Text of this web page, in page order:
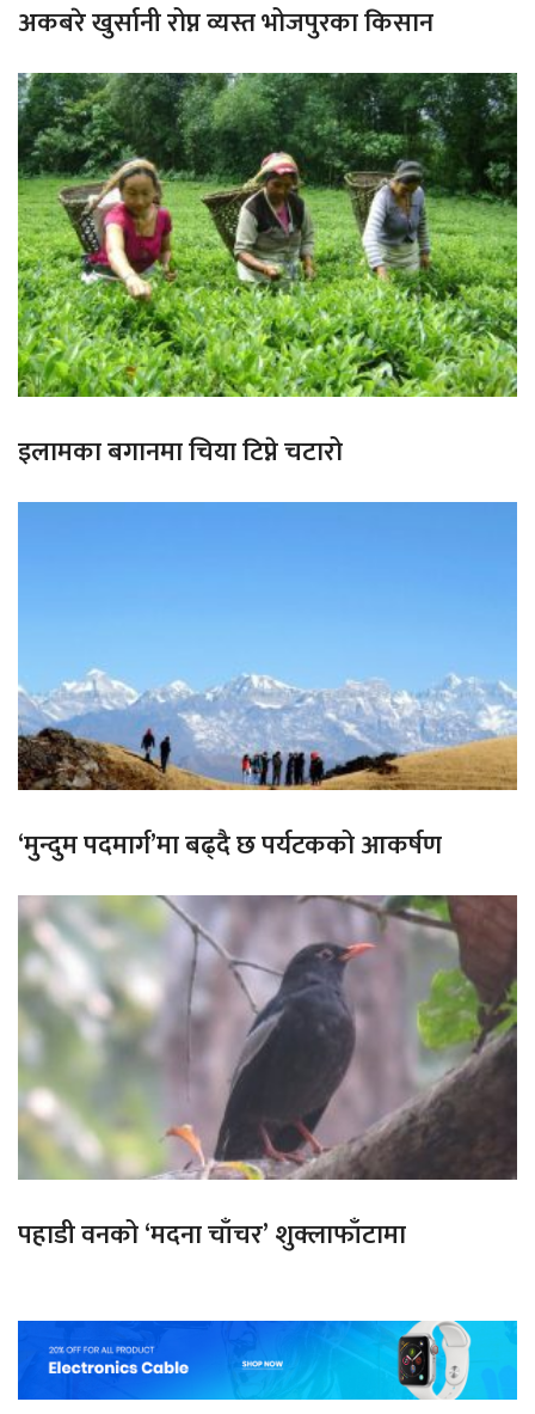
अकबरे खुर्सानी रोप्न व्यस्त भोजपुरका किसान
इलामका बगानमा चिया टिप्ने चटारो
‘मुन्दुम पदमार्ग’मा बढ्दै छ पर्यटकको आकर्षण
पहाडी वनको ‘मदना चाँचर’ शुक्लाफाँटामा